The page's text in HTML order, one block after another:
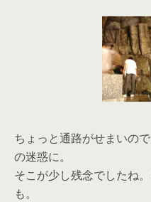
ちょっと通路がせまいの
の迷惑に。
そこが少し残念でしたね
も。